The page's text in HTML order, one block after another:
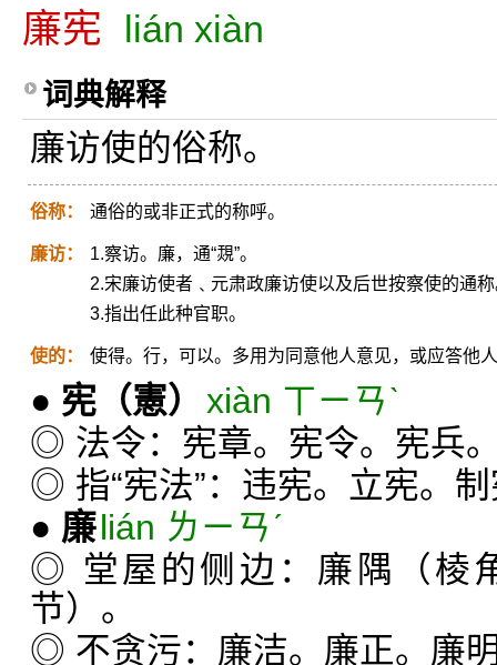
廉宪 lián xiàn
词典解释
廉访使的俗称。
俗称： 通俗的或非正式的称呼。
廉访：
1.察访。廉，通“覝”。
2.宋廉访使者﹑元肃政廉访使以及后世按察使的通称
3.指出任此种官职。
使的： 使得。行，可以。多用为同意他人意见，或应答他
● 宪 （憲） xiàn ㄒㄧㄢˋ
◎ 法令：宪章。宪令。宪兵
◎ 指“宪法”：违宪。立宪。
● 廉lián ㄌㄧㄢˊ
◎ 堂屋的侧边：廉隅（棱
节）。
◎ 不贪污：廉洁。廉正。廉